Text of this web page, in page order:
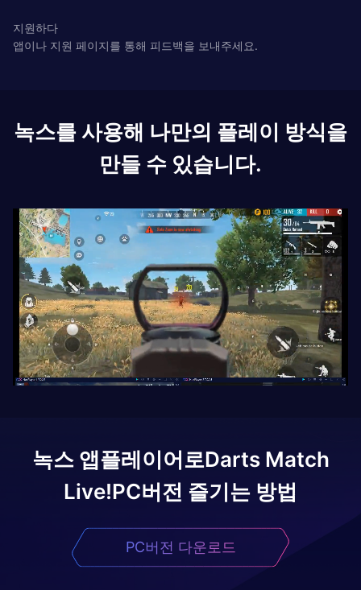
지원하다
앱이나 지원 페이지를 통해 피드백을 보내주세요.
녹스를 사용해 나만의 플레이 방식을
만들 수 있습니다.
녹스 앱플레이어로Darts Match
Live!PC버전 즐기는 방법
PC버전 다운로드